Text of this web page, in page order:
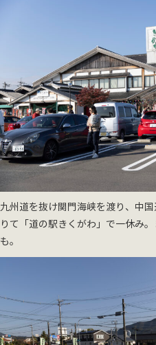
九州道を抜け関門海峡を渡り、中
りて「道の駅きくがわ」で一休み
も。